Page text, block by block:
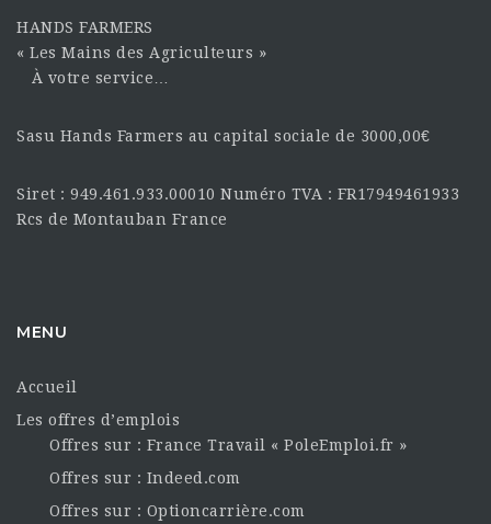
HANDS FARMERS
« Les Mains des Agriculteurs »
À votre service…
Sasu Hands Farmers au capital sociale de 3000,00€
Siret : 949.461.933.00010 Numéro TVA : FR17949461933
Rcs de Montauban France
MENU
Accueil
Les offres d’emplois
Offres sur : France Travail « PoleEmploi.fr »
Offres sur : Indeed.com
Offres sur : Optioncarrière.com